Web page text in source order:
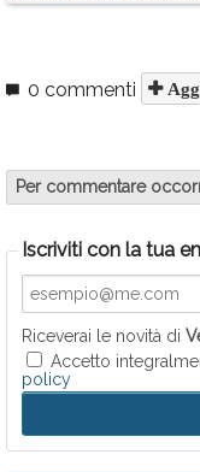
0 commenti
Per commentare
Iscriviti con la tua
Riceverai le novità di
Accetto
policy